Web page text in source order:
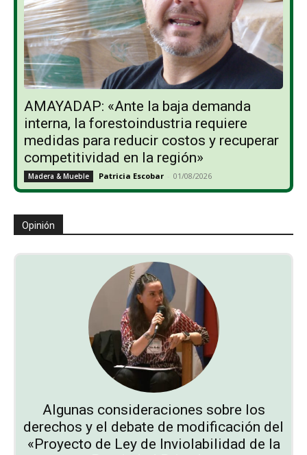
AMAYADAP: «Ante la baja demanda
interna, la forestoindustria requiere
medidas para reducir costos y recuperar
competitividad en la región»
Madera & Mueble Patricia Escobar - 01/08/2026
Opinión
Algunas consideraciones sobre los
derechos y el debate de modificación del
«Proyecto de Ley de Inviolabilidad de la